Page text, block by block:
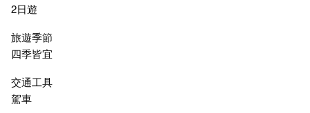
2日遊
旅遊季節
四季皆宜
交通工具
駕車